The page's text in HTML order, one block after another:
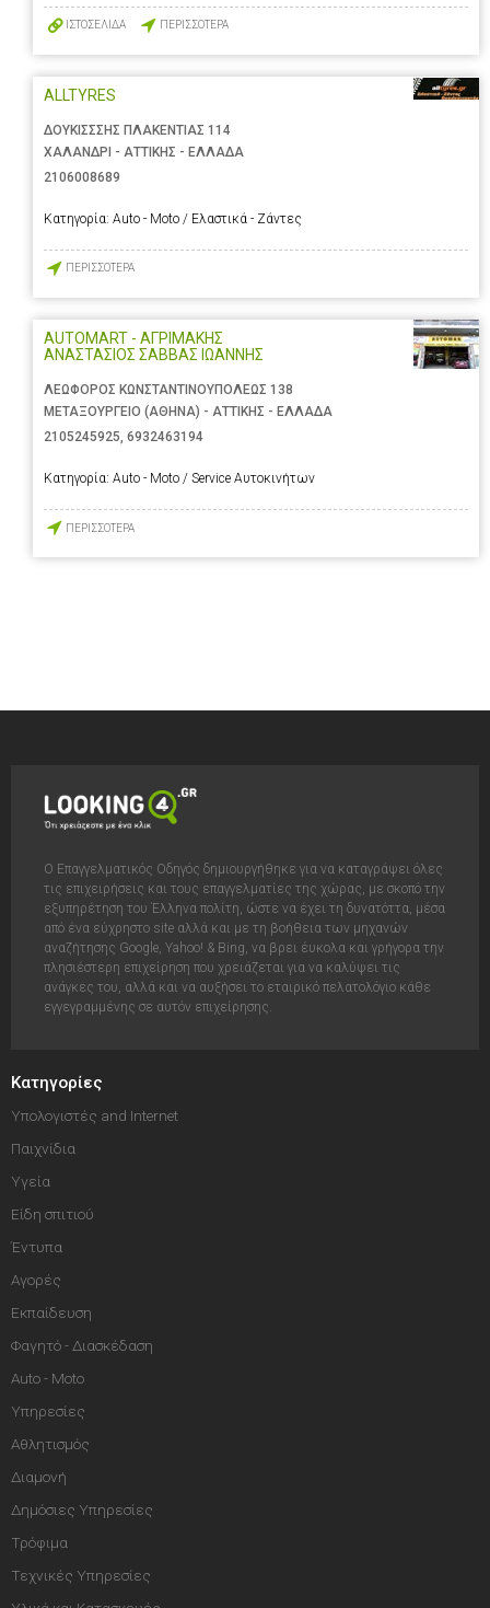
ΙΣΤΟΣΕΛΙΔΑ ΠΕΡΙΣΣΟΤΕΡΑ
ALLTYRES
ΔΟΥΚΙΣΣΣΗΣ ΠΛΑΚΕΝΤΙΑΣ 114
ΧΑΛΑΝΔΡΙ - ΑΤΤΙΚΗΣ - ΕΛΛΑΔΑ
2106008689
Κατηγορία: Auto - Moto / Ελαστικά - Ζάντες
ΠΕΡΙΣΣΟΤΕΡΑ
AUTOMART - ΑΓΡΙΜΑΚΗΣ
ΑΝΑΣΤΑΣΙΟΣ ΣΑΒΒΑΣ ΙΩΑΝΝΗΣ
ΛΕΩΦΟΡΟΣ ΚΩΝΣΤΑΝΤΙΝΟΥΠΟΛΕΩΣ 138
ΜΕΤΑΞΟΥΡΓΕΙΟ (ΑΘΗΝΑ) - ΑΤΤΙΚΗΣ - ΕΛΛΑΔΑ
2105245925, 6932463194
Κατηγορία: Auto - Moto / Service Αυτοκινήτων
ΠΕΡΙΣΣΟΤΕΡΑ
Ο Επαγγελματικός Οδηγός δημιουργήθηκε για να καταγράψει όλες
τις επιχειρήσεις και τους επαγγελματίες της χώρας, με σκοπό την
εξυπηρέτηση του Έλληνα πολίτη, ώστε να έχει τη δυνατόττα, μέσα
από ένα εύχρηστο site αλλά και με τη βοήθεια των μηχανών
αναζήτησης Google, Yahoo! & Bing, να βρει έυκολα και γρήγορα την
πλησιέστερη επιχείρηση που χρειάζεται για να καλύψει τις
ανάγκες του, αλλά και να αυξήσει το εταιρικό πελατολόγιο κάθε
εγγεγραμμένης σε αυτόν επιχείρησης.
Κατηγορίες
Υπολογιστές and Internet
Παιχνίδια
Υγεία
Είδη σπιτιού
Έντυπα
Αγορές
Εκπαίδευση
Φαγητό - Διασκέδαση
Auto - Moto
Υπηρεσίες
Αθλητισμός
Διαμονή
Δημόσιες Υπηρεσίες
Τρόφιμα
Τεχνικές Υπηρεσίες